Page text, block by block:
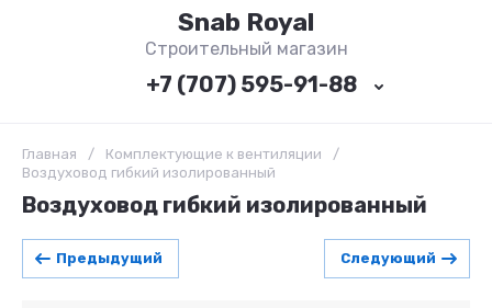
Snab Royal
Строительный магазин
+7 (707) 595-91-88
Главная / Комплектующие к вентиляции
/
Воздуховод гибкий изолированный
Воздуховод гибкий изолированный
Предыдущий Следующий